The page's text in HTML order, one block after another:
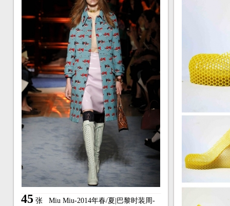
45张 Miu Miu-2014年春/夏|巴黎时装周-